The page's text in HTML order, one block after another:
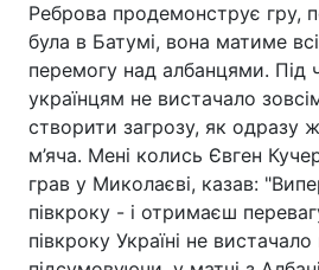
Реброва продемонструє гру,
була в Батумі, вона матиме
перемогу над албанцями. Під
українцям не вистачало
створити загрозу, як одразу
м’яча. Мені колись Євген
грав у Миколаєві, казав:
півкроку - і отримаєш
півкроку Україні не